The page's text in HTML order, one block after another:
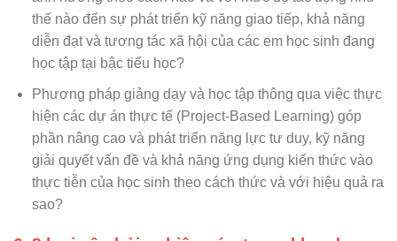
thế nào đến sự phát triển kỹ năng giao tiếp, khả năng
diễn đạt và tương tác xã hội của các em học sinh đang
học tập tại bậc tiểu học?
Phương pháp giảng dạy và học tập thông qua việc thực
hiện các dự án thực tế (Project-Based Learning) góp
phần nâng cao và phát triển năng lực tư duy, kỹ năng
giải quyết vấn đề và khả năng ứng dụng kiến thức vào
thực tiễn của học sinh theo cách thức và với hiệu quả ra
sao?